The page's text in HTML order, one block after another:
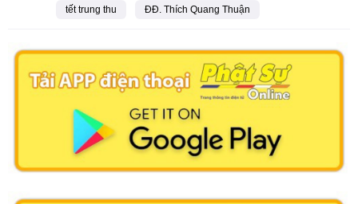
tết trung thu ĐĐ. Thích Quang Thuận